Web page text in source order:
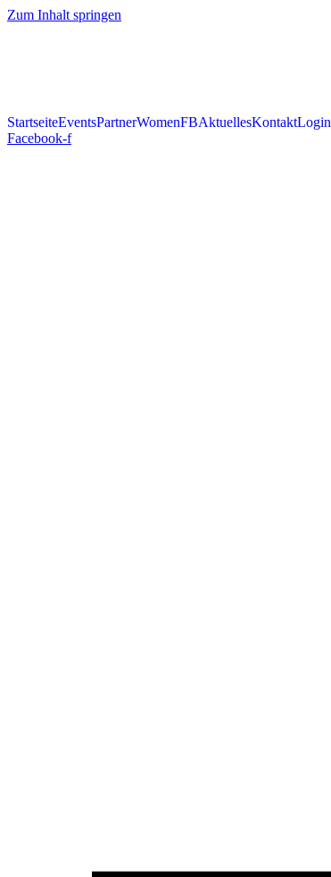
Zum Inhalt springen
StartseiteEventsPartnerWomenFBAktuellesKontaktLogin
Facebook-f